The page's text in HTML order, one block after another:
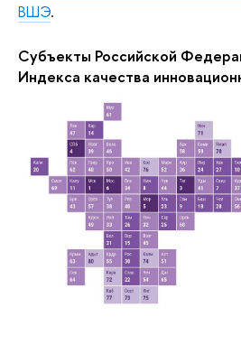
ВШЭ.
Субъекты Российской
Индекса качества